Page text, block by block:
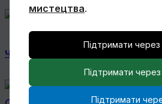
Чому Віктор Замирайло
мистецтва.
Підтримати
Підтримати
Підтримати